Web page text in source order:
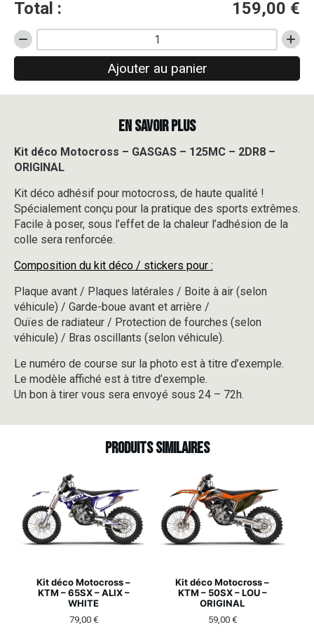
Total : 159,00 €
quantité
de
déco
Motocross
125MC
-
-
ORIGINAL
Ajouter au panier
EN SAVOIR PLUS
Kit déco Motocross – GASGAS – 125MC – 2DR8 –
ORIGINAL
Kit déco adhésif pour motocross, de haute qualité !
Spécialement conçu pour la pratique des sports extrêmes.
Facile à poser, sous l’effet de la chaleur l’adhésion de la
colle sera renforcée.
Composition du kit déco / stickers pour :
Plaque avant / Plaques latérales / Boite à air (selon
véhicule) / Garde-boue avant et arrière /
Ouïes de radiateur / Protection de fourches (selon
véhicule) / Bras oscillants (selon véhicule).
Le numéro de course sur la photo est à titre d’exemple.
Le modèle affiché est à titre d’exemple.
Un bon à tirer vous sera envoyé sous 24 – 72h.
Produits similaires
Kit déco Motocross –
KTM – 65SX – ALIX –
WHITE
79,00 €
Kit déco Motocross –
KTM – 50SX – LOU –
ORIGINAL
59,00 €